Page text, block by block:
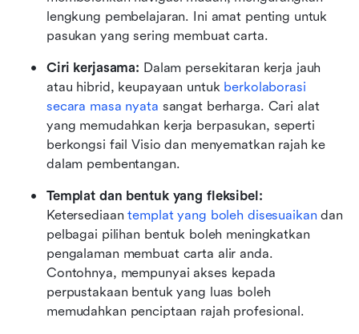
lengkung pembelajaran. Ini amat penting untuk
pasukan yang sering membuat carta.
Ciri kerjasama: Dalam persekitaran kerja jauh
atau hibrid, keupayaan untuk berkolaborasi
secara masa nyata sangat berharga. Cari alat
yang memudahkan kerja berpasukan, seperti
berkongsi fail Visio dan menyematkan rajah ke
dalam pembentangan.
Templat dan bentuk yang fleksibel:
Ketersediaan templat yang boleh disesuaikan dan
pelbagai pilihan bentuk boleh meningkatkan
pengalaman membuat carta alir anda.
Contohnya, mempunyai akses kepada
perpustakaan bentuk yang luas boleh
memudahkan penciptaan rajah profesional.